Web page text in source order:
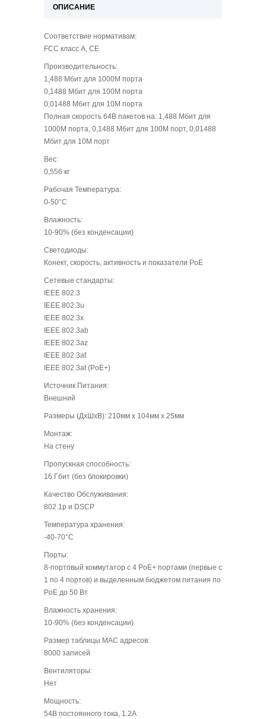
ОПИСАНИЕ
Соответствие нормативам:
FCC класс А, CE
Производительность:
1,488 Мбит для 1000M порта
0,1488 Мбит для 100M порта
0,01488 Мбит для 10M порта
Полная скорость 64B пакетов на: 1,488 Мбит для
1000M порта, 0,1488 Мбит для 100M порт, 0,01488
Мбит для 10M порт
Вес:
0,556 кг
Рабочая Температура:
0-50°С
Влажность:
10-90% (без конденсации)
Светодиоды:
Конект, скорость, активность и показатели PoE
Сетевые стандарты:
IEEE 802.3
IEEE 802.3u
IEEE 802.3x
IEEE 802.3ab
IEEE 802.3az
IEEE 802.3af
IEEE 802.3at (PoE+)
Источник Питания:
Внешний
Размеры (ДхШхВ): 210мм х 104мм х 25мм
Монтаж:
На стену
Пропускная способность:
16 Гбит (без блокировки)
Качество Обслуживания:
802.1p и DSCP
Температура хранения:
-40-70°С
Порты:
8-портовый коммутатор с 4 PoE+ портами (первые с
1 по 4 портов) и выделенным бюджетом питания по
PoE до 50 Вт
Влажность хранения:
10-90% (без конденсации)
Размер таблицы МАС адресов:
8000 записей
Вентиляторы:
Нет
Мощность:
54В постоянного тока, 1.2А